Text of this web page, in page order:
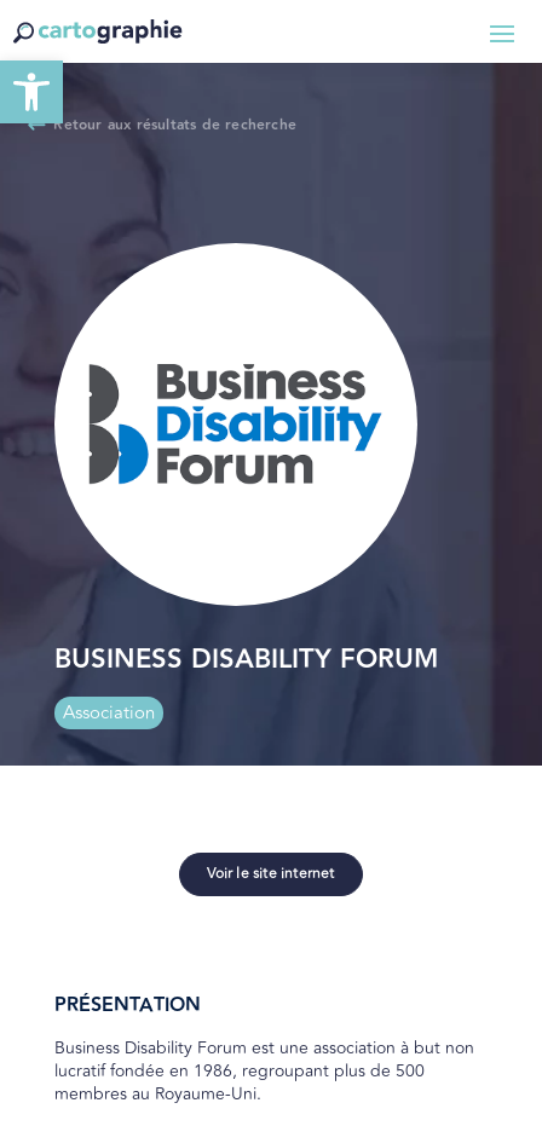
Ouvrir la barre d’outils
Retour aux résultats de recherche
BUSINESS DISABILITY FORUM
Association
Voir le site internet
PRÉSENTATION
Business Disability Forum est une association à but non
lucratif fondée en 1986, regroupant plus de 500
membres au Royaume-Uni.